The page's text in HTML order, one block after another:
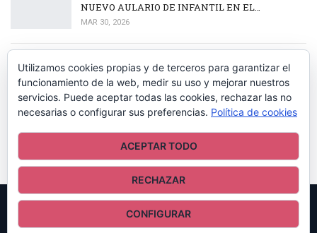
NUEVO AULARIO DE INFANTIL EN EL…
MAR 30, 2026
EL CAZORLA PUENTE DE LAS HERRERÍAS
FIRMA UN TRIPLETE HISTÓRICO EN EL…
MAR 30, 2026
EL III TORNEO DÍA DE ANDALUCÍA ABRE CON
© 2026 - RADIO ATALAYA LA IRUELA. All Rights Reserved.
Utilizamos cookies propias y de terceros para garantizar el
funcionamiento de la web, medir su uso y mejorar nuestros
servicios. Puede aceptar todas las cookies, rechazar las no
necesarias o configurar sus preferencias. Política de cookies
ACEPTAR TODO
RECHAZAR
CONFIGURAR